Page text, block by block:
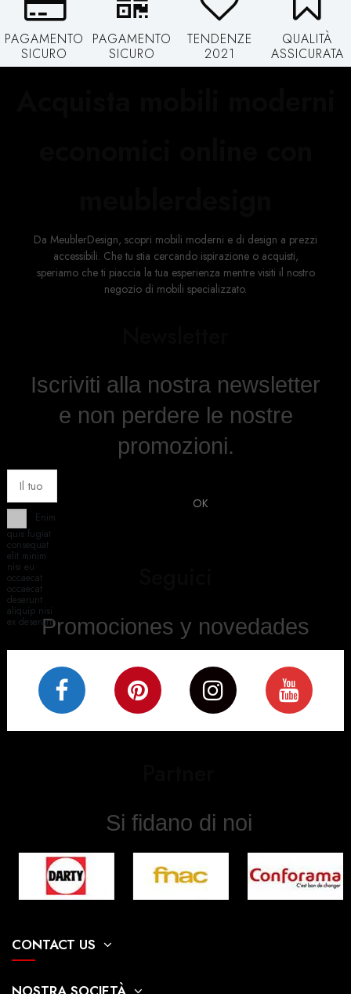
PAGAMENTO
SICURO
PAGAMENTO
SICURO
TENDENZE
2021
QUALITÀ
ASSICURATA
Da MeublerDesign, scopri mobili moderni e di design a prezzi
accessibili. Che tu stia cercando ispirazione o acquisti,
speriamo che ti piaccia la tua esperienza mentre visiti il ​​nostro
negozio di mobili specializzato.
Si fidano di noi
Promociones y novedades
Iscriviti alla nostra newsletter
e non perdere le nostre
promozioni.
Enim
quis fugiat
consequat
elit minim
nisi eu
occaecat
occaecat
deserunt
aliquip nisi
ex deserunt.
CONTACT US